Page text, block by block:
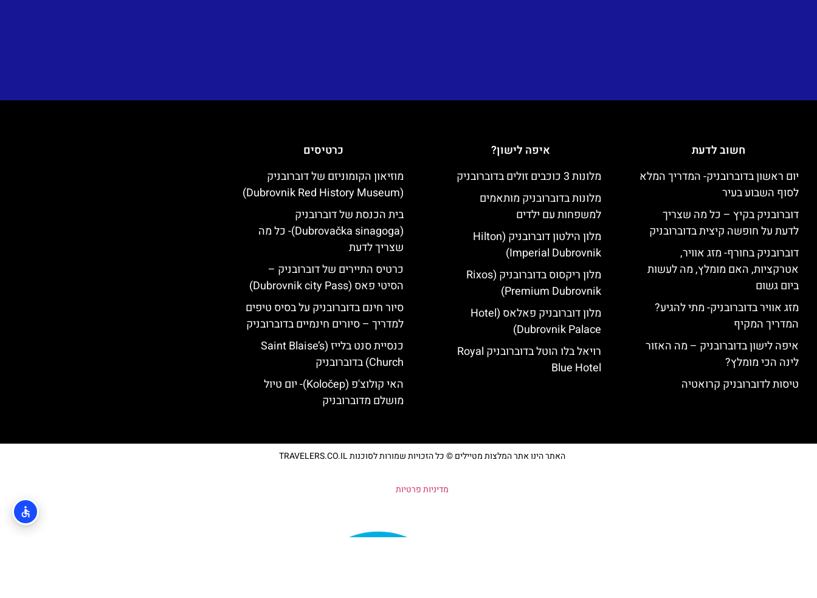
חשוב לדעת
יום ראשון בדוברובניק- המדריך המלא
לסוף השבוע בעיר
דוברובניק בקיץ – כל מה שצריך
לדעת על חופשה קיצית בדוברובניק
דוברובניק בחורף- מזג אוויר,
אטרקציות, האם מומלץ, מה לעשות
ביום גשום
מזג אוויר בדוברובניק- מתי להגיע?
המדריך המקיף
איפה לישון בדוברובניק – מה האזור
לינה הכי מומלץ?
טיסות לדוברובניק קרואטיה
איפה לישון?
מלונות 3 כוכבים זולים בדוברובניק
מלונות בדוברובניק מותאמים
למשפחות עם ילדים
מלון הילטון דוברובניק (Hilton
Imperial Dubrovnik)
מלון ריקסוס בדוברובניק (Rixos
Premium Dubrovnik)
מלון דוברובניק פאלאס (Hotel
Dubrovnik Palace)
רויאל בלו הוטל בדוברובניק Royal
Blue Hotel
כרטיסים
מוזיאון הקומוניזם של דוברובניק
(Dubrovnik Red History Museum)
בית הכנסת של דוברובניק
(Dubrovačka sinagoga)- כל מה
שצריך לדעת
כרטיס התיירים של דוברובניק –
הסיטי פאס (Dubrovnik city Pass)
סיור חינם בדוברובניק על בסיס טיפים
למדריך – סיורים חינמיים בדוברובניק
כנסיית סנט בלייז (Saint Blaise’s
Church) בדוברובניק
האי קולוצ'פ (Koločep)- יום טיול
מושלם מדוברובניק
האתר הינו אתר המלצות מטיילים © כל הזכויות שמורות לסוכנות TRAVELERS.CO.IL
מדיניות פרטיות